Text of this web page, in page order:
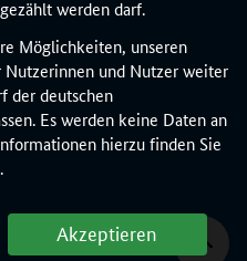
werden darf.
Möglichkeiten, unseren
und Nutzer weiter
der deutschen
Es werden keine Daten an
hierzu finden Sie
.
Akzeptieren